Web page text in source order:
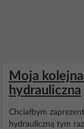
Moja
hydrauliczna
Chciałbym
hydrauliczną tym